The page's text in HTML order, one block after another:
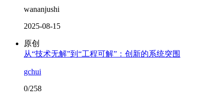
wananjushi
2025-08-15
原创
从“技术无解”到“工程可解”：创新的系统突围
gchui
0/258